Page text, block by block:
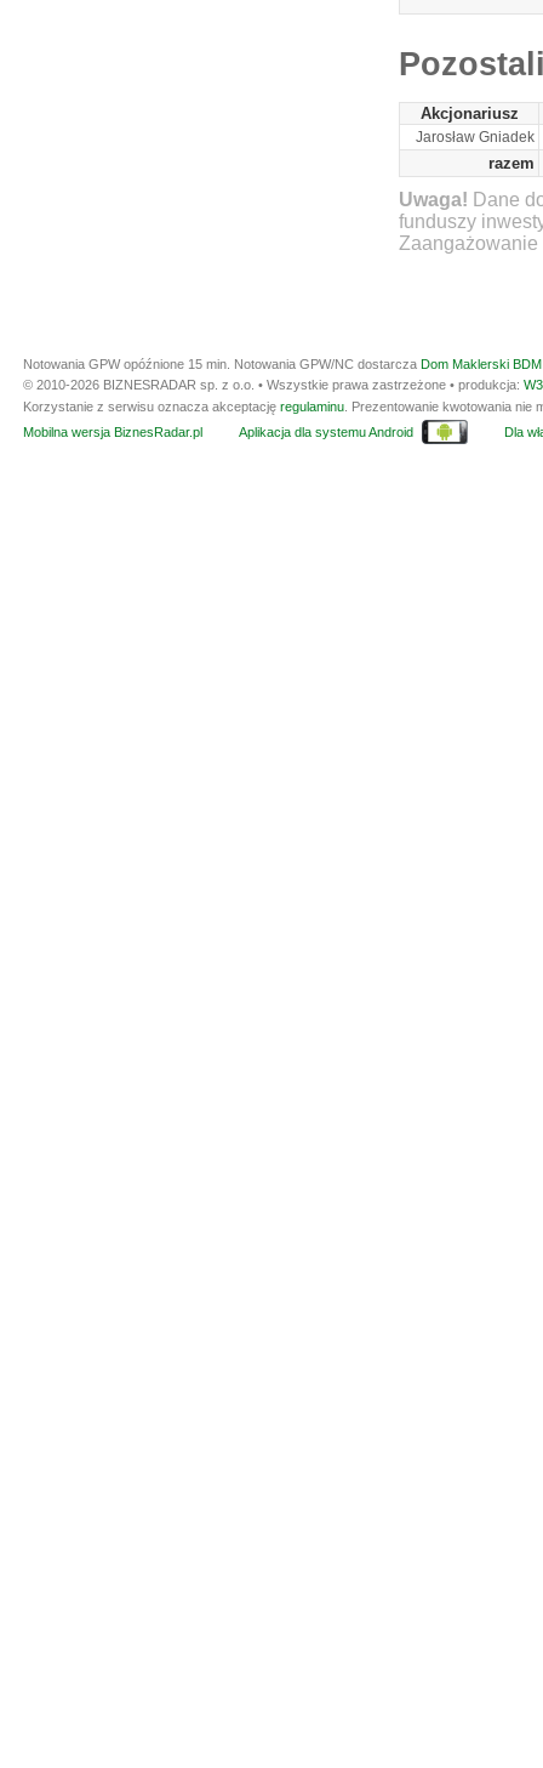
Akcjonariusz
Jarosław Gniadek
razem
Uwaga! Dane
funduszy
Zaangażowanie
Notowania GPW opóźnione 15 min. Notowania GPW/NC dostarcza Dom Maklerski
© 2010-2026 BIZNESRADAR sp. z o.o. • Wszystkie prawa zastrzeżone • produkcja:
Korzystanie z serwisu oznacza akceptację regulaminu . Prezentowanie kwotowania
Mobilna wersja BiznesRadar.pl
Aplikacja dla systemu Android Dla